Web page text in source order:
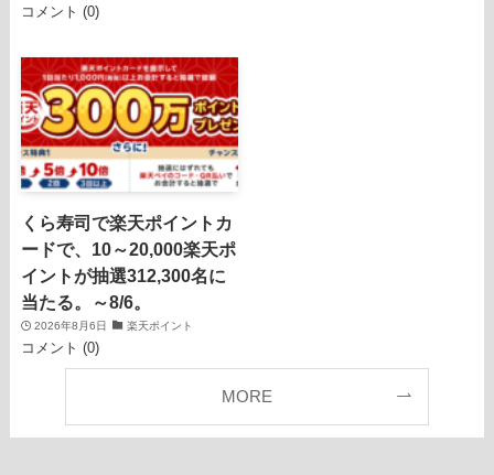
コメント (0)
くら寿司で楽天ポイントカ
ードで、10～20,000楽天ポ
イントが抽選312,300名に
当たる。～8/6。
2026年8月6日 楽天ポイント
コメント (0)
MORE